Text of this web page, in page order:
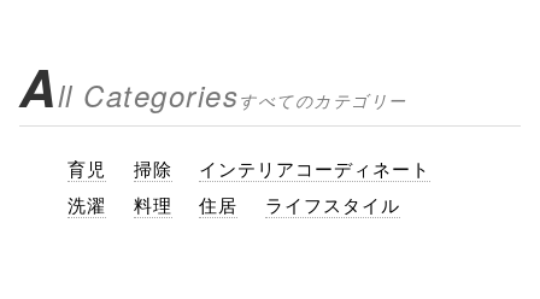
All Categoriesすべてのカテゴリー
育児 掃除
インテリアコーディネート
洗濯
料理 住居 ライフスタイル